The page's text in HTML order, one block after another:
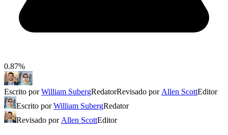
0.87%
Escrito porWilliam SubergRedatorRevisado por Allen ScottEditor
Escrito porWilliam SubergRedator
Revisado por Allen ScottEditor